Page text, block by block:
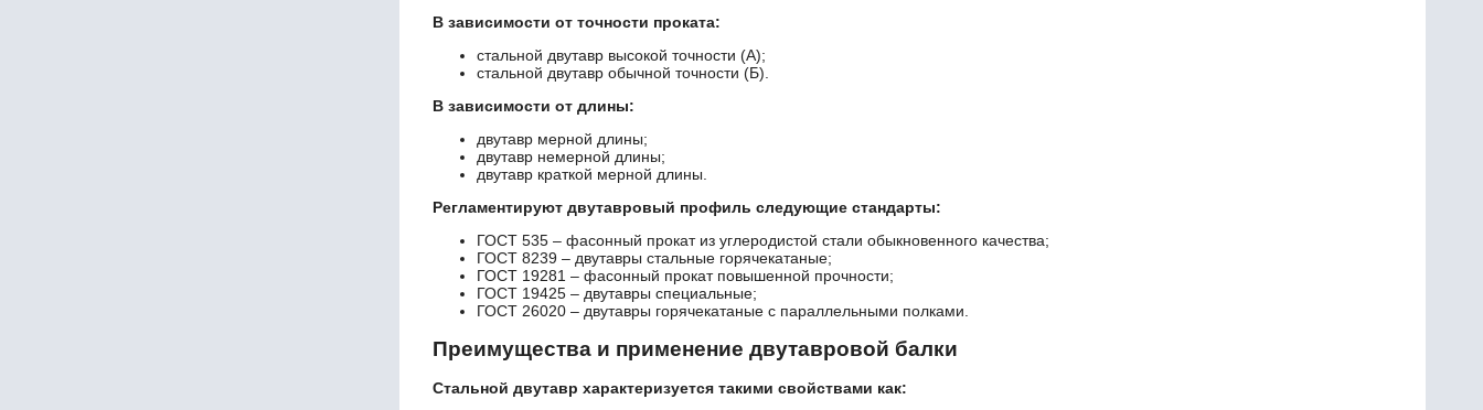
В зависимости от точности проката:
стальной двутавр высокой точности (А);
стальной двутавр обычной точности (Б).
В зависимости от длины:
двутавр мерной длины;
двутавр немерной длины;
двутавр краткой мерной длины.
Регламентируют двутавровый профиль следующие стандарты:
ГОСТ 535 – фасонный прокат из углеродистой стали обыкновенного качества;
ГОСТ 8239 – двутавры стальные горячекатаные;
ГОСТ 19281 – фасонный прокат повышенной прочности;
ГОСТ 19425 – двутавры специальные;
ГОСТ 26020 – двутавры горячекатаные с параллельными полками.
Преимущества и применение двутавровой балки
Стальной двутавр характеризуется такими свойствами как: